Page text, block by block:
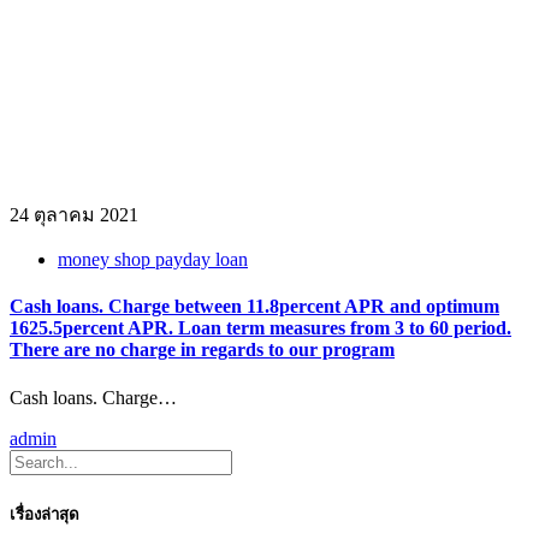
24 ตุลาคม 2021
money shop payday loan
Cash loans. Charge between 11.8percent APR and optimum
1625.5percent APR. Loan term measures from 3 to 60 period.
There are no charge in regards to our program
Cash loans. Charge…
admin
เรื่องล่าสุด